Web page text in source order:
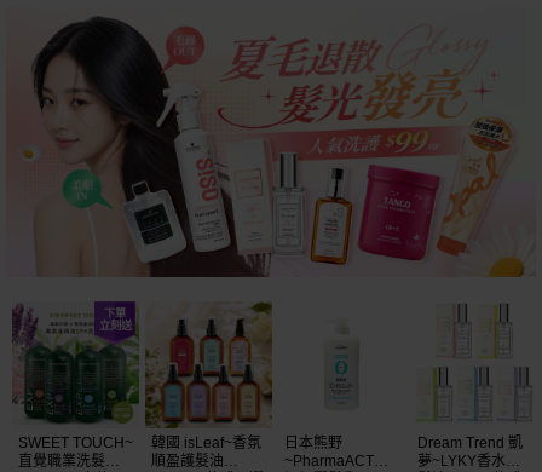
限時68 限時
SWEET TOUCH~
直覺職業洗髮精
韓國 isLeaf~香氛
順盈護髮油
日本熊野
~PharmaACT無
Dream Trend 凱
夢~LYKY香水護